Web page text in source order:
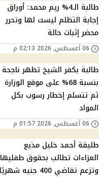
طالبة الـ4% ريم محمد: أوراق
إجابة التظلم ليست لها وتحرر
محضر إثبات حالة
06 أغسطس, 2026 02:13 م
طالبة بكفر الشيخ تظهر ناجحة
بنسبة 68% على موقع الوزارة
ثم تتسلم إخطار رسوب بكل
المواد
06 أغسطس, 2026 01:57 م
طليقة أحمد خليل مذيع
العزاءات تطالب بحقوق طفليها
وتزعم تقاضي 400 جنيه شهريًا